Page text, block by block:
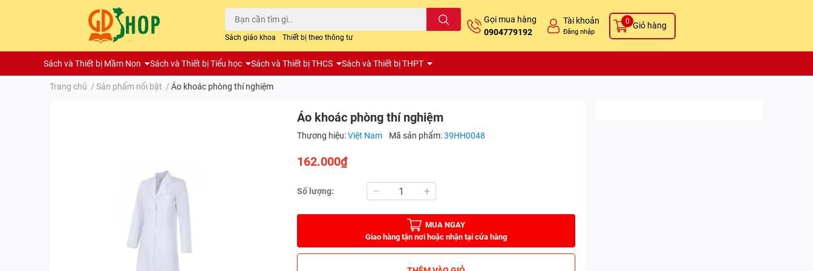
Sách giáo khoa Thiết bị theo thông tư
Gọi mua hàng
0904779192
Tài khoản
Đăng nhập
Giỏ hàng
0
Sách và Thiết bị Mầm Non Sách và Thiết bị Tiểu học Sách và Thiết bị THCS Sách và Thiết bị THPT
Trang chủ / Sản phẩm nổi bật / Áo khoác phòng thí nghiệm
Áo khoác phòng thí nghiệm
Thương hiệu:Việt Nam Mã sản phẩm:39HH0048
162.000₫
Số lượng:
MUA NGAY
Giao hàng tận nơi hoặc nhận tại cửa hàng